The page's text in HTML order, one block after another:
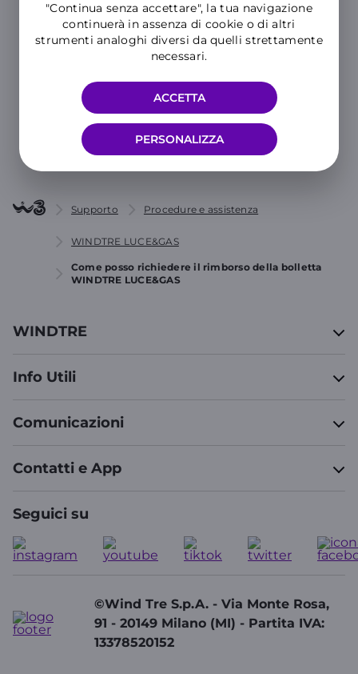
"Continua senza accettare", la tua navigazione
continuerà in assenza di cookie o di altri
strumenti analoghi diversi da quelli strettamente
necessari.
PERSONALIZZA
ACCETTA
Hai ancora bisogno di aiuto?
CONTATTACI
Supporto Procedure e assistenza
WINDTRE LUCE&GAS
Come posso richiedere il rimborso della bolletta
WINDTRE LUCE&GAS
WINDTRE
Info Utili
Comunicazioni
Contatti e App
Seguici su
©Wind Tre S.p.A. - Via Monte Rosa,
91 - 20149 Milano (MI) - Partita IVA:
13378520152